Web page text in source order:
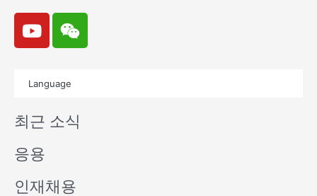
Y
o
u
e
W
e
i
n
Language
최근 소식
응용
인재채용